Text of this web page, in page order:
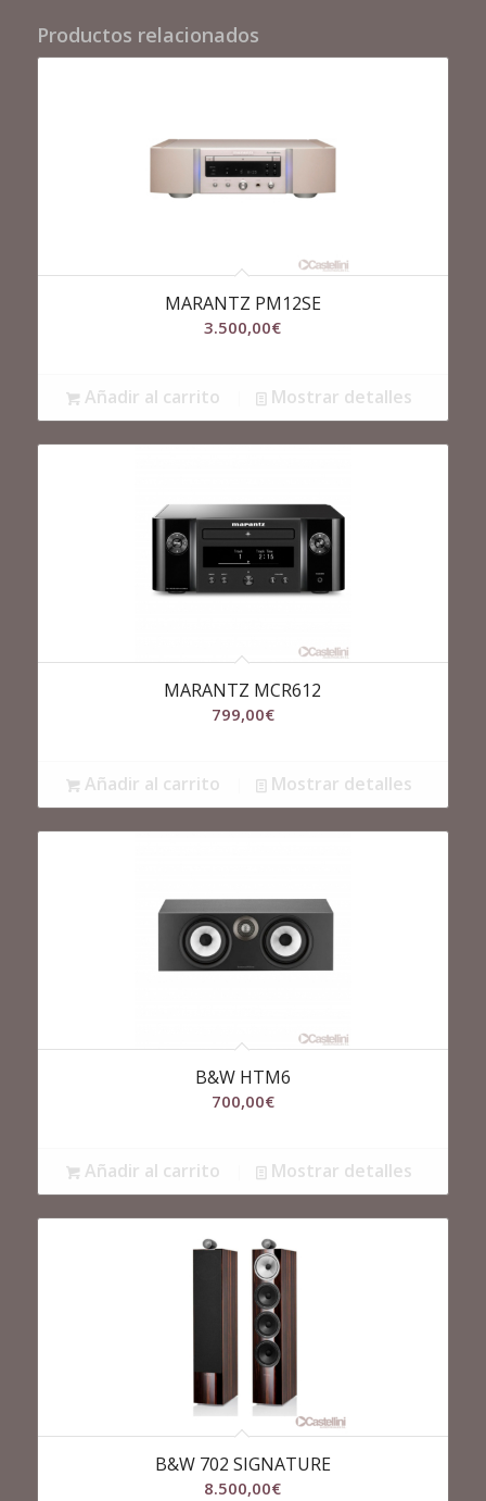
Productos relacionados
MARANTZ PM12SE
3.500,00€
Añadir al carrito Mostrar detalles
MARANTZ MCR612
799,00€
Añadir al carrito Mostrar detalles
B&W HTM6
700,00€
Añadir al carrito Mostrar detalles
B&W 702 SIGNATURE
8.500,00€